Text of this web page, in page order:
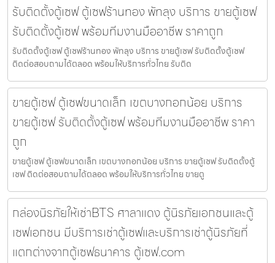
รับติดตั้งตู้เซฟ ตู้เซฟร้านทอง พัทลุง บริการ ขายตู้เซฟ
รับติดตั้งตู้เซฟ พร้อมทีมงานมืออาชีพ ราคาถูก
รับติดตั้งตู้เซฟ ตู้เซฟร้านทอง พัทลุง บริการ ขายตู้เซฟ รับติดตั้งตู้เซฟ
ติดต่อสอบถามได้ตลอด พร้อมให้บริการทั่วไทย รับติด
ขายตู้เซฟ ตู้เซฟขนาดเล็ก เขตบางกอกน้อย บริการ
ขายตู้เซฟ รับติดตั้งตู้เซฟ พร้อมทีมงานมืออาชีพ ราคา
ถูก
ขายตู้เซฟ ตู้เซฟขนาดเล็ก เขตบางกอกน้อย บริการ ขายตู้เซฟ รับติดตั้งตู้
เซฟ ติดต่อสอบถามได้ตลอด พร้อมให้บริการทั่วไทย ขายตู
กล่องนิรภัยให้เช่าBTS ศาลาแดง ตู้นิรภัยเอกชนและตู้
เซฟเอกชน มีบริการเช่าตู้เซฟและบริการเช่าตู้นิรภัยที่
แตกต่างจากตู้เซฟธนาคาร ตู้เซฟ.com